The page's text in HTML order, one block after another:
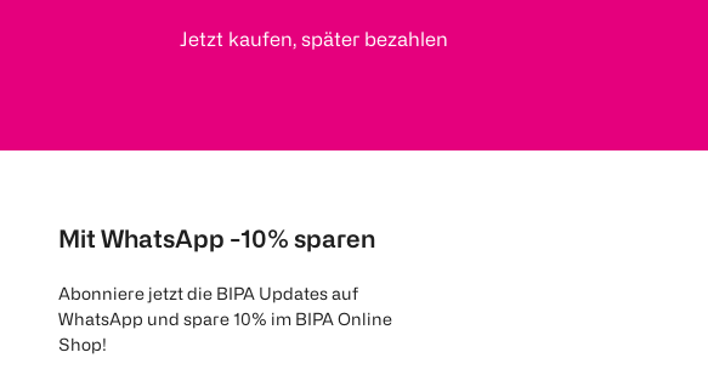
Jetzt kaufen, später bezahlen
Mit WhatsApp -10% sparen
Abonniere jetzt die BIPA Updates auf
WhatsApp und spare 10% im BIPA Online
Shop!